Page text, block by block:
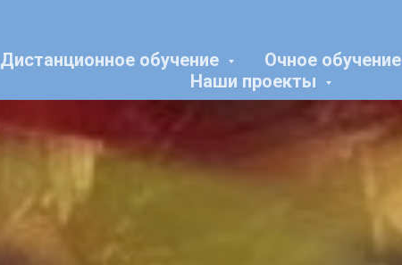
Дистанционное обучение Очное обучение
Наши проекты